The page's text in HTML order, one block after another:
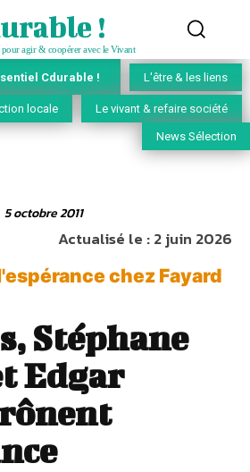
!
pour agir & coopérer avec le Vivant
Cdurable ! L'être & les liens
locale Le vivant & refaire société
News Sélection
5 octobre 2011
Actualisé le :2 juin 2026
chez Fayard
Stéphane
Edgar